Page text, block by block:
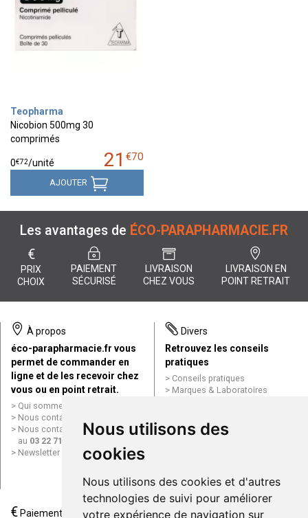
Nous utilisons des
cookies
Nous utilisons des cookies et d'autres
technologies de suivi pour améliorer
votre expérience de navigation sur
Teopharma
Nicobion 500mg 30
comprimés
21 €70
0€72/unité
AJOUTER
Les avantages de ÉCO-PARAPHARMACIE.FR
€
PRIX
CHOIX
PAIEMENT
SÉCURISÉ
LIVRAISON
CHEZ VOUS
LIVRAISON EN
POINT RETRAIT
À propos
éco-parapharmacie.fr vous
permet de commander en
ligne et de les recevoir chez
vous ou en point retrait.
Qui sommes nous ?
Nous contacter par e-mail
Nous contacter par téléphone
au 03 22 71 64 10
Newsletter
Divers
Retrouvez les conseils
pratiques
Conseils pratiques
Marques & Laboratoires
Mentions légales
Données personnelles
ligne
€ Paiement Livraison / Point retrait